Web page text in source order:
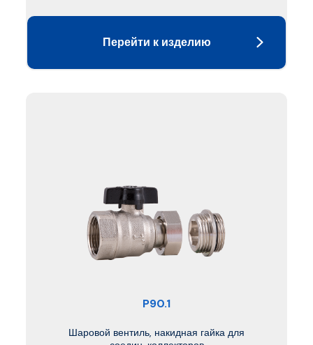
Перейти к изделию
P90.1
Шаровой вентиль, накидная гайка для